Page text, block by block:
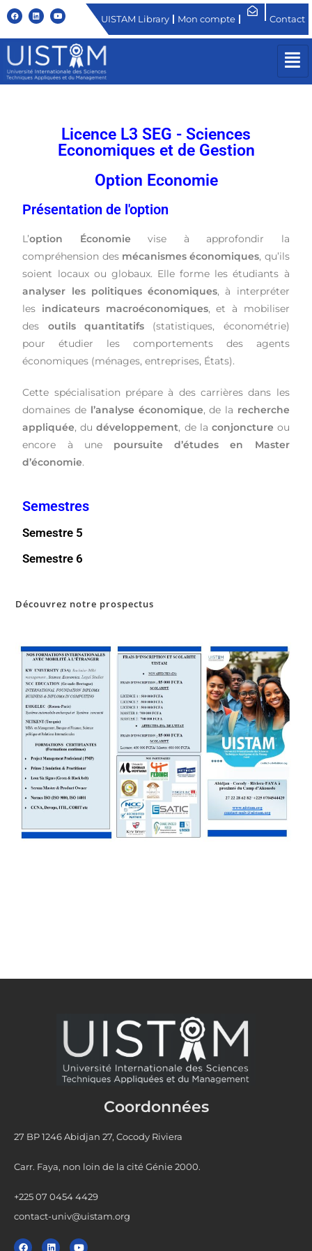
UISTAM Library Mon compte Contact
Licence L3 SEG - Sciences
Economiques et de Gestion
Option Economie​
Présentation de l'option
L’option Économie vise à approfondir la
compréhension des mécanismes économiques, qu’ils
soient locaux ou globaux. Elle forme les étudiants à
analyser les politiques économiques, à interpréter
les indicateurs macroéconomiques, et à mobiliser
des outils quantitatifs (statistiques, économétrie)
pour étudier les comportements des agents
économiques (ménages, entreprises, États).
Cette spécialisation prépare à des carrières dans les
domaines de l’analyse économique, de la recherche
appliquée, dudéveloppement, de la conjoncture ou
encore à une poursuite d’études en Master
d’économie.
Semestres
Semestre 5
Semestre 6
Découvrez notre prospectus
Coordonnées
27 BP 1246 Abidjan 27, Cocody Riviera
Carr. Faya, non loin de la cité Génie 2000.
+225 07 0454 4429
contact-univ@uistam.org